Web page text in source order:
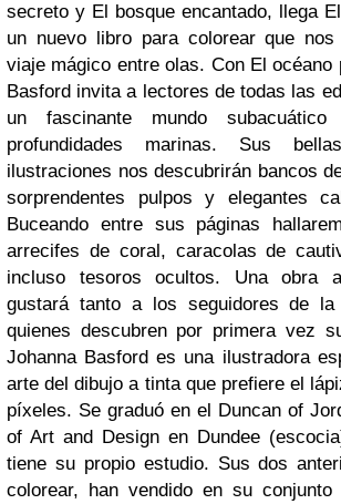
secreto y El bosque encantado, llega
un nuevo libro para colorear que
viaje mágico entre olas. Con El océano
Basford invita a lectores de todas las
un fascinante mundo
profundidades marinas. Sus
ilustraciones nos descubrirán bancos
sorprendentes pulpos y elegantes
Buceando entre sus páginas
arrecifes de coral, caracolas de
incluso tesoros ocultos. Una obra
gustará tanto a los seguidores de
quienes descubren por primera vez
Johanna Basford es una ilustradora
arte del dibujo a tinta que prefiere el
píxeles. Se graduó en el Duncan of
of Art and Design en Dundee
tiene su propio estudio. Sus dos
colorear, han vendido en su